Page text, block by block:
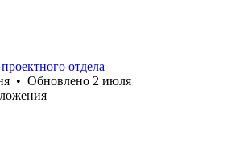
отдела
• Обновлено 2 июля